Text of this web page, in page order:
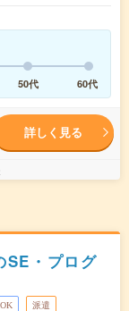
50代 60代
詳しく見る
SE・プログ
派遣